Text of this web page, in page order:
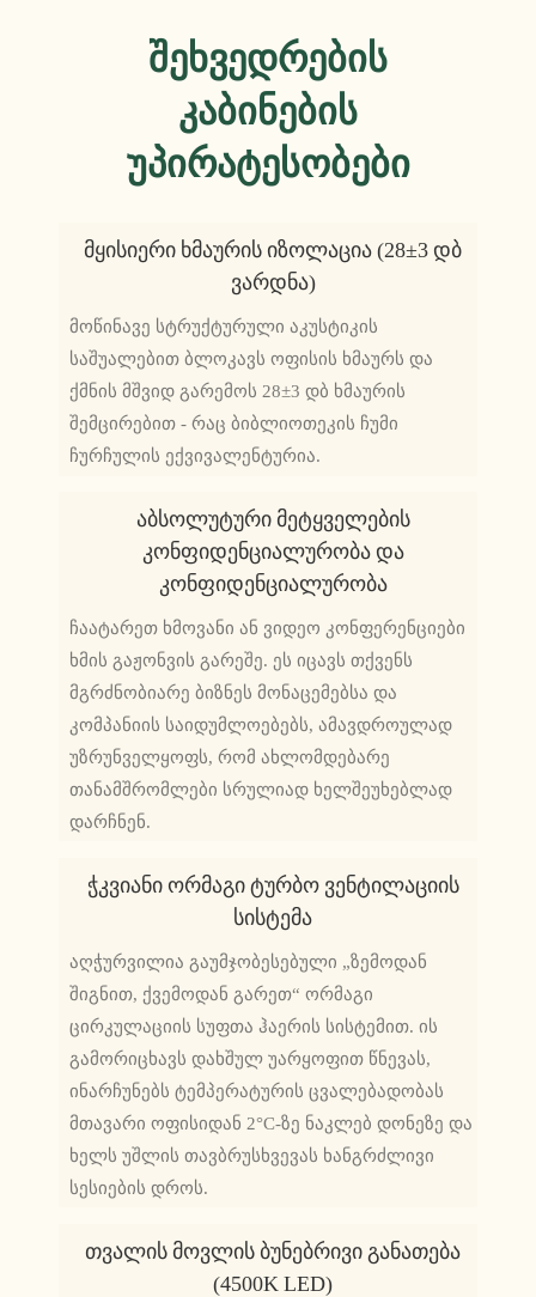
Შეხვედრების
Კაბინების
Უპირატესობები
Მყისიერი Ხმაურის Იზოლაცია (28±3 Დბ
Ვარდნა)
მოწინავე სტრუქტურული აკუსტიკის
საშუალებით ბლოკავს ოფისის ხმაურს და
ქმნის მშვიდ გარემოს 28±3 დბ ხმაურის
შემცირებით - რაც ბიბლიოთეკის ჩუმი
ჩურჩულის ექვივალენტურია.
Აბსოლუტური Მეტყველების
Კონფიდენციალურობა Და
Კონფიდენციალურობა
ჩაატარეთ ხმოვანი ან ვიდეო კონფერენციები
ხმის გაჟონვის გარეშე. ეს იცავს თქვენს
მგრძნობიარე ბიზნეს მონაცემებსა და
კომპანიის საიდუმლოებებს, ამავდროულად
უზრუნველყოფს, რომ ახლომდებარე
თანამშრომლები სრულიად ხელშეუხებლად
დარჩნენ.
Ჭკვიანი Ორმაგი Ტურბო Ვენტილაციის
Სისტემა
აღჭურვილია გაუმჯობესებული „ზემოდან
შიგნით, ქვემოდან გარეთ“ ორმაგი
ცირკულაციის სუფთა ჰაერის სისტემით. ის
გამორიცხავს დახშულ უარყოფით წნევას,
ინარჩუნებს ტემპერატურის ცვალებადობას
მთავარი ოფისიდან 2°C-ზე ნაკლებ დონეზე და
ხელს უშლის თავბრუსხვევას ხანგრძლივი
სესიების დროს.
Თვალის Მოვლის Ბუნებრივი Განათება
(4500K LED)